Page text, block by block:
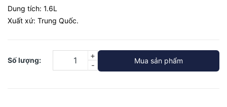
Dung tích: 1.6L
Xuất xứ: Trung Quốc.
Số lượng:
-
+
Mua sản phẩm